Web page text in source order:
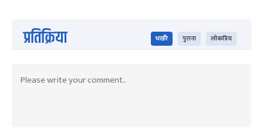
प्रतिक्रिया भर्खरै पुराना लोकप्रिय